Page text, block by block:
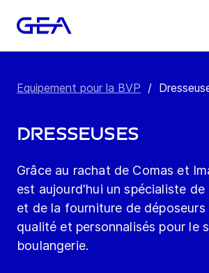
Equipement pour la BVP /
Dresseuses
Grâce au rachat de Comas et
est aujourd'hui un spécialiste
et de la fourniture de déposeurs
qualité et personnalisés pour le
boulangerie.